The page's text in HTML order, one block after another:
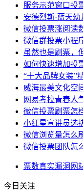
服务示范窗口投
安德烈斯·蓝天
微信投票涨阅读
微信群投票小程
虽然也是刷票，
如何快速增加投
“十大品牌女装”
威海最美文化空
网易考拉青春人
微信投票刷票怎
小红星宣讲员选
微信浏览量怎么
微信投票团队怎
票数真实漏洞 网
今日关注